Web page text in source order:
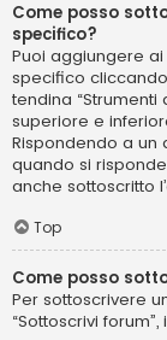
Come posso
specifico?
Puoi aggiungere
specifico
tendina
superiore e
Rispondendo a un
quando si
anche sottoscritto
Top
Come posso
Per sottoscrivere
“Sottoscrivi